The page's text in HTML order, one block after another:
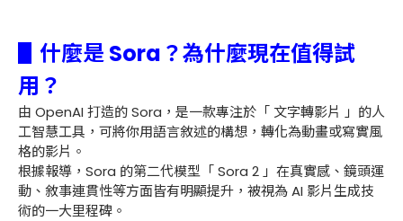
什麼是 Sora？為什麼現在值得試
用？
由 OpenAI 打造的 Sora，是一款專注於「 文字轉影片 」的人
工智慧工具，可將你用語言敘述的構想，轉化為動畫或寫實風
格的影片。
根據報導，Sora 的第二代模型「 Sora 2 」在真實感、鏡頭運
動、敘事連貫性等方面皆有明顯提升，被視為 AI 影片生成技
術的一大里程碑。